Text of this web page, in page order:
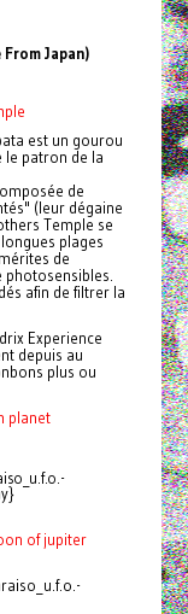
From Japan)
est un gourou
le patron de la
de
(leur dégaine
Temple se
plages
de
photosensibles.
afin de filtrer la
Experience
depuis au
plus ou
planet
of jupiter